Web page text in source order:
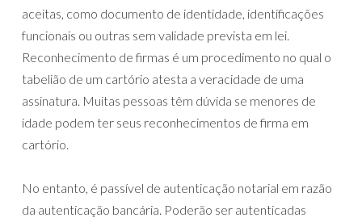
aceitas, como documento de identidade, identificações
funcionais ou outras sem validade prevista em lei.
Reconhecimento de firmas é um procedimento no qual o
tabelião de um cartório atesta a veracidade de uma
assinatura. Muitas pessoas têm dúvida se menores de
idade podem ter seus reconhecimentos de firma em
cartório.
No entanto, é passível de autenticação notarial em razão
da autenticação bancária. Poderão ser autenticadas